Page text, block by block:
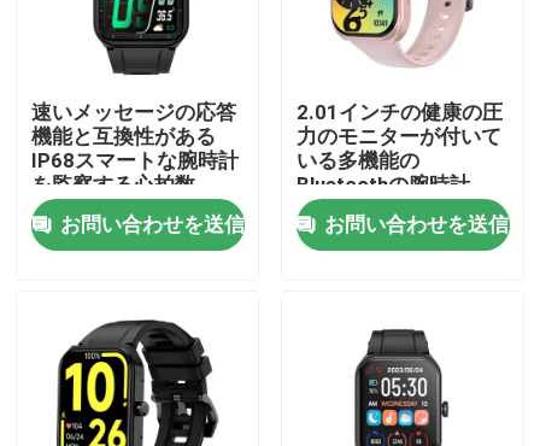
品質管理
連絡 ください
ニュース
TFT LCDのスマートな腕時計
AMOLEDスマートウォッチ
速いメッセージの応答
機能と互換性がある
IP68スマートな腕時計
を監察する心拍数
お問い合わせを送信
2.01インチの健康の圧
力のモニターが付いて
いる多機能の
Bluetoothの腕時計
お問い合わせを送信